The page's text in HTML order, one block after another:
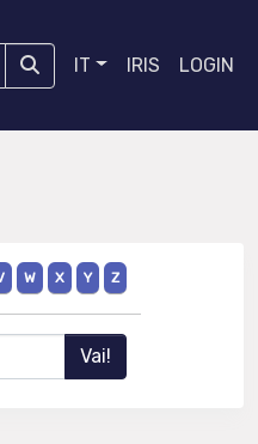
IT IRIS LOGIN
W X Y Z